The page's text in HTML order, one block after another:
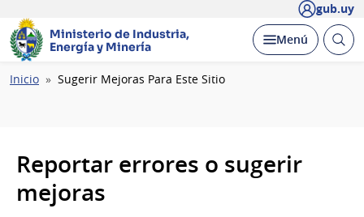
gub.uy
Ministerio de Industria,
Energía y Minería
Desplegar
Menú Abrir
Ruta
Inicio Sugerir Mejoras Para Este Sitio
Reportar errores o sugerir
mejoras